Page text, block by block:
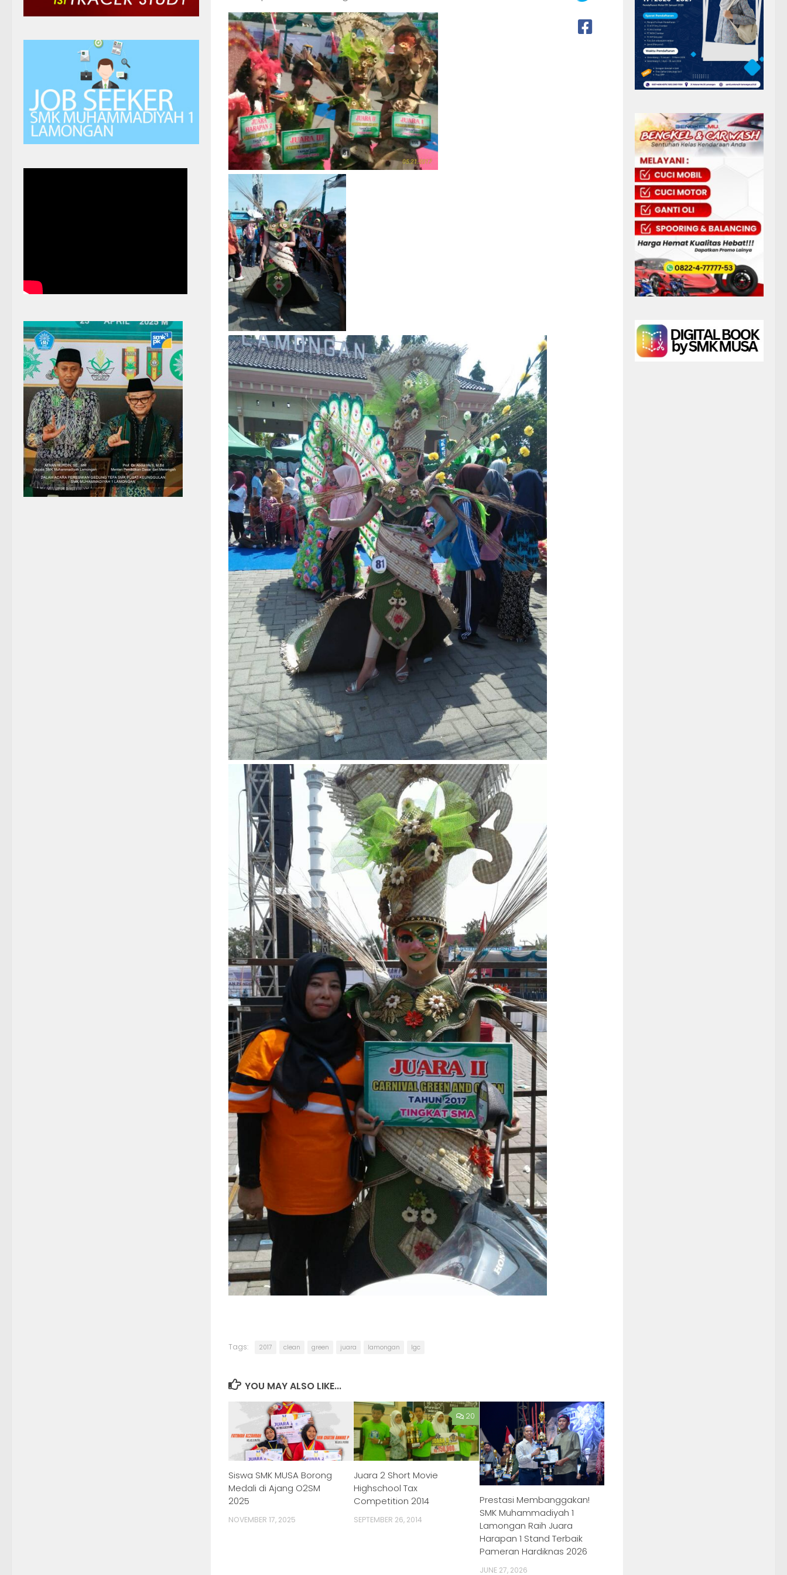
Tags: 2017 clean green juara lamongan lgc
YOU MAY ALSO LIKE...
Siswa SMK MUSA Borong
Medali di Ajang O2SM
2025
NOVEMBER 17, 2025
20
Juara 2 Short Movie
Highschool Tax
Competition 2014
SEPTEMBER 26, 2014
Prestasi Membanggakan!
SMK Muhammadiyah 1
Lamongan Raih Juara
Harapan 1 Stand Terbaik
Pameran Hardiknas 2026
JUNE 27, 2026